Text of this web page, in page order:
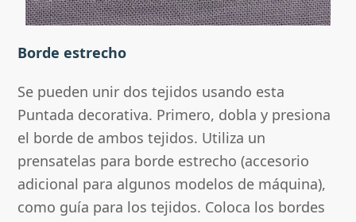
Borde estrecho
Se pueden unir dos tejidos usando esta
Puntada decorativa. Primero, dobla y presiona
el borde de ambos tejidos. Utiliza un
prensatelas para borde estrecho (accesorio
adicional para algunos modelos de máquina),
como guía para los tejidos. Coloca los bordes